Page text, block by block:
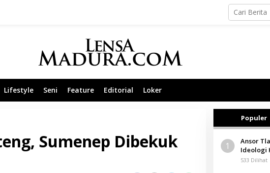
Lifestyle Seni Feature Editorial Loker
Sumenep Dibekuk
Populer
1
Ansor
Ideologi
533 Dilihat